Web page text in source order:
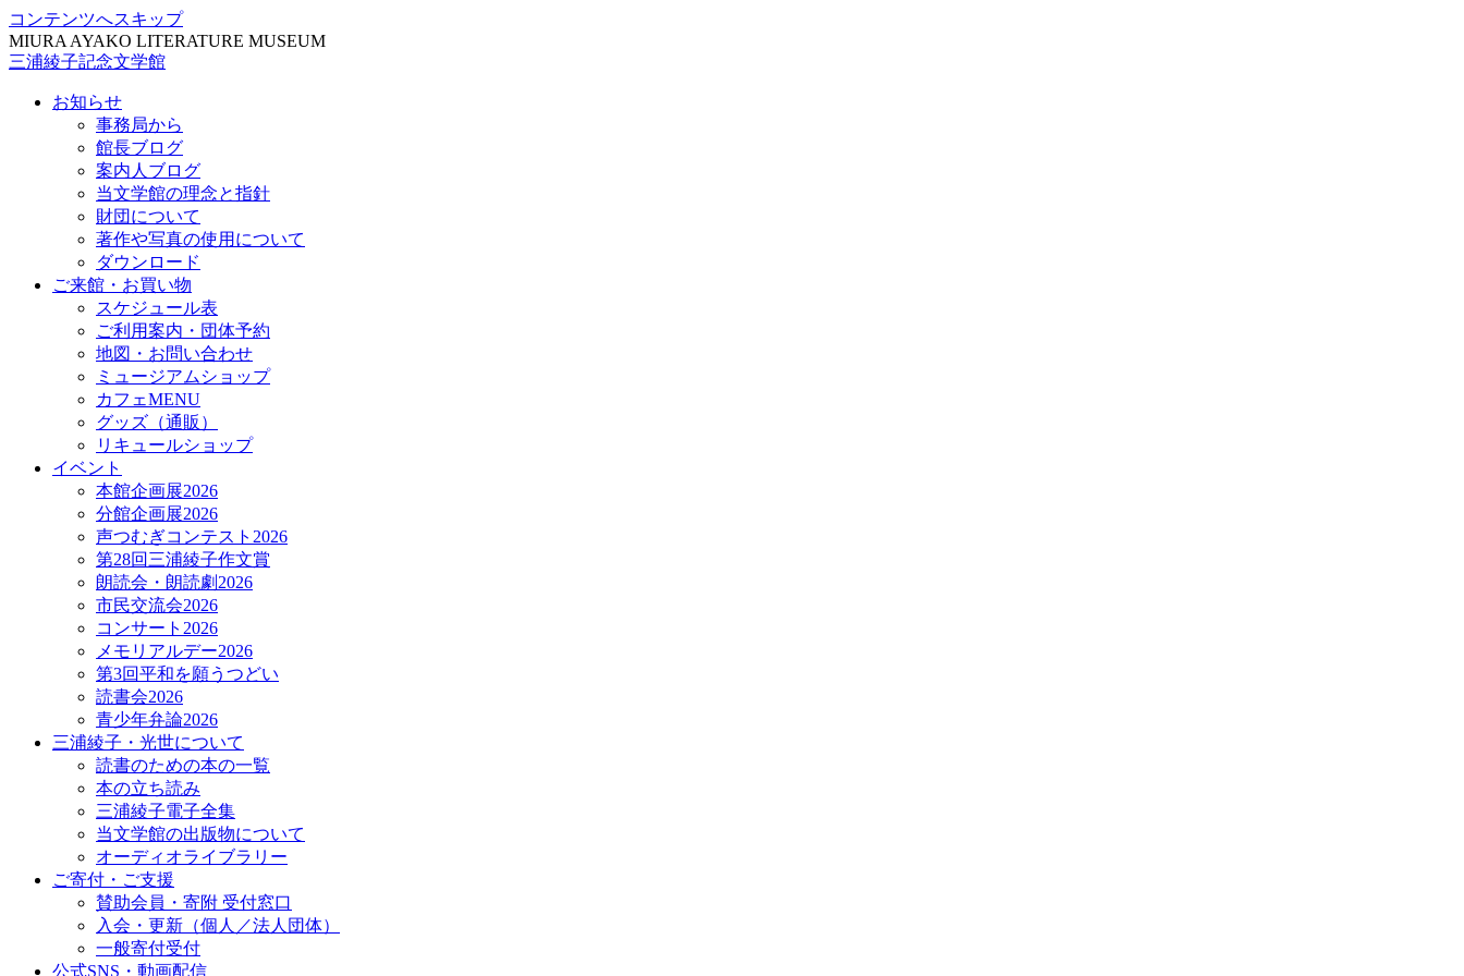
コンテンツへスキップ
MIURA AYAKO LITERATURE MUSEUM
三浦綾子記念文学館
お知らせ
事務局から
館長ブログ
案内人ブログ
当文学館の理念と指針
財団について
著作や写真の使用について
ダウンロード
ご来館・お買い物
スケジュール表
ご利用案内・団体予約
地図・お問い合わせ
ミュージアムショップ
カフェMENU
グッズ（通販）
リキュールショップ
イベント
本館企画展2026
分館企画展2026
声つむぎコンテスト2026
第28回三浦綾子作文賞
朗読会・朗読劇2026
市民交流会2026
コンサート2026
メモリアルデー2026
第3回平和を願うつどい
読書会2026
青少年弁論2026
三浦綾子・光世について
読書のための本の一覧
本の立ち読み
三浦綾子電子全集
当文学館の出版物について
オーディオライブラリー
ご寄付・ご支援
賛助会員・寄附 受付窓口
入会・更新（個人／法人団体）
一般寄付受付
公式SNS・動画配信